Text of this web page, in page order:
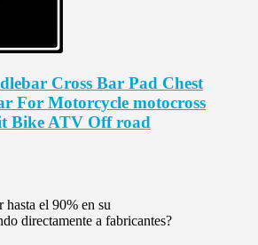
Cross Bar Pad Chest
For Motorcycle motocross
Bike ATV Off road
hasta el 90% en su
directamente a fabricantes?